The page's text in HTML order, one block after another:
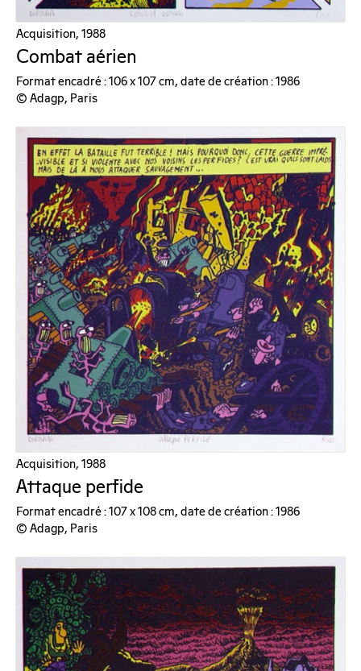
Acquisition, 1988
Combat aérien
Format encadré : 106 x 107 cm, date de création : 1986
© Adagp, Paris
Acquisition, 1988
Attaque perfide
Format encadré : 107 x 108 cm, date de création : 1986
© Adagp, Paris